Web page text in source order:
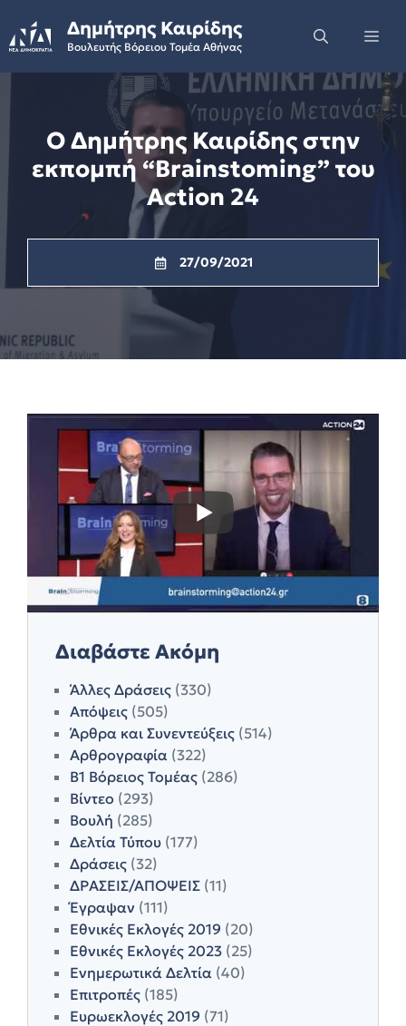
to
content
Δημήτρης Καιρίδης
Βουλευτής Βόρειου Τομέα Αθήνας
Ο Δημήτρης Καιρίδης στην
εκπομπή “Brainstoming” του
Action 24
27/09/2021
Διαβάστε Ακόμη
Άλλες Δράσεις (330)
Απόψεις (505)
Άρθρα και Συνεντεύξεις (514)
Αρθρογραφία (322)
Β1 Βόρειος Τομέας (286)
Βίντεο (293)
Βουλή (285)
Δελτία Τύπου (177)
Δράσεις (32)
ΔΡΑΣΕΙΣ/ΑΠΟΨΕΙΣ (11)
Έγραψαν (111)
Εθνικές Εκλογές 2019 (20)
Εθνικές Εκλογές 2023 (25)
Ενημερωτικά Δελτία (40)
Επιτροπές (185)
Ευρωεκλογές 2019 (71)